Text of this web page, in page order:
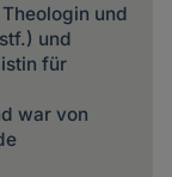
und
und
für
war von